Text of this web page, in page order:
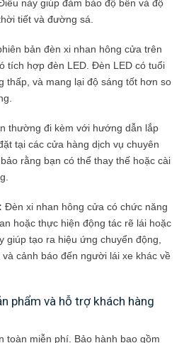
này giúp đảm bảo độ bền và độ
tiết và đường sá.
bản đèn xi nhan hông cửa trên
tích hợp đèn LED. Đèn LED có tuổi
thấp, và mang lại độ sáng tốt hơn so
thường đi kèm với hướng dẫn lắp
tại các cửa hàng dịch vụ chuyên
rằng bạn có thể thay thế hoặc cài
Đèn xi nhan hông cửa có chức năng
hoặc thực hiện động tác rẽ lái hoặc
tạo ra hiệu ứng chuyển động,
cảnh báo đến người lái xe khác về
phẩm và hỗ trợ khách hàng
toàn miễn phí. Bảo hành bao gồm